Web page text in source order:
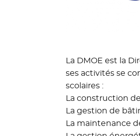
La DMOE est la
ses activités se
scolaires :
La construction
La gestion de
La maintenance